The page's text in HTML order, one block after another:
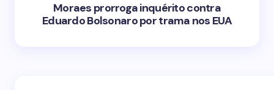
Moraes prorroga inquérito contra
Eduardo Bolsonaro por trama nos EUA